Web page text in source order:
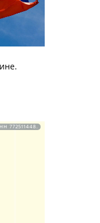
772511448.